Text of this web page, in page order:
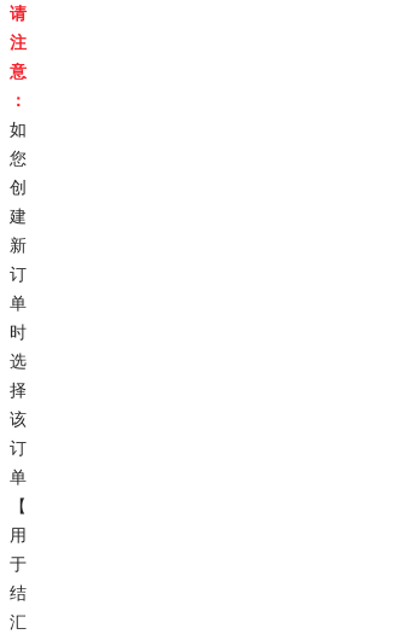
请
注
意
：
如
您
创
建
新
订
单
时
选
择
该
订
单
【
用
于
结
汇